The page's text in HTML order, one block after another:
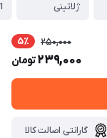
ژلاتینی
250,000 5٪
239,000تومان
گارانتی اصالت کالا